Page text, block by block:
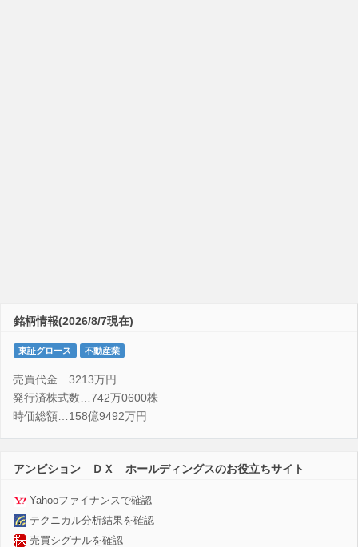
銘柄情報(2026/8/7現在)
東証グロース 不動産業
売買代金…3213万円
発行済株式数…742万0600株
時価総額…158億9492万円
アンビション ＤＸ ホールディングスのお役立ちサイト
Yahooファイナンスで確認
テクニカル分析結果を確認
売買シグナルを確認